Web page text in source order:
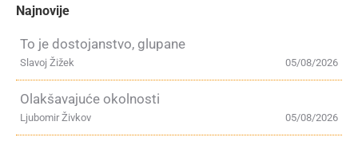
Najnovije
To je dostojanstvo, glupane
05/08/2026
Slavoj Žižek
Olakšavajuće okolnosti
05/08/2026
Ljubomir Živkov